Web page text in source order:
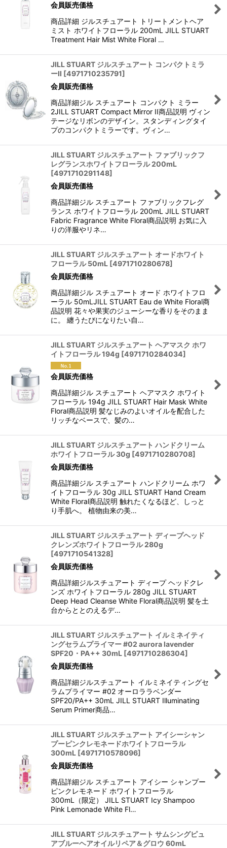
会員販売価格
商品詳細 ジルスチュアート トリートメントヘア
ミスト ホワイトフローラル 200mL JILL STUART
Treatment Hair Mist White Floral …
JILL STUART ジルスチュアート コンパクトミラ
ーII [4971710235791]
会員販売価格
商品詳細ジル スチュアート コンパクト ミラー
2JILL STUART Compact Mirror II商品説明 ヴィン
テージなリボンのデザイン。スタンディングタイ
プのコンパクトミラーです。ヴィン…
JILL STUART ジルスチュアート ファブリックフ
レグランスホワイトフローラル 200mL
[4971710291148]
会員販売価格
商品詳細ジル スチュアート ファブリックフレグ
ランス ホワイトフローラル 200mL JILL STUART
Fabric Fragrance White Floral商品説明 お気に入
りの洋服やリネ…
JILL STUART ジルスチュアート オードホワイト
フローラル 50mL [4971710280678]
会員販売価格
商品詳細ジル スチュアート オード ホワイトフロ
ーラル 50mLJILL STUART Eau de White Floral商
品説明 花々や果実のジューシーな香りをそのまま
に。 纏うたびになりたい自…
JILL STUART ジルスチュアート ヘアマスク ホワ
イトフローラル 194g [4971710284034]
会員販売価格
商品詳細ジル スチュアート ヘアマスク ホワイト
フローラル 194g JILL STUART Hair Mask White
Floral商品説明 髪なじみのよいオイルを配合した
リッチなベースで、髪の…
JILL STUART ジルスチュアート ハンドクリーム
ホワイトフローラル 30g [4971710280708]
会員販売価格
商品詳細ジル スチュアート ハンドクリーム ホワ
イトフローラル 30g JILL STUART Hand Cream
White Floral商品説明 触れたくなるほど、しっと
り手肌へ。 植物由来の美…
JILL STUART ジルスチュアート ディープヘッド
クレンズホワイトフローラル 280g
[4971710541328]
会員販売価格
商品詳細ジルスチュアート ディープ ヘッドクレ
ンズ ホワイトフローラル 280g JILL STUART
Deep Head Cleanse White Floral商品説明 髪を土
台からととのえるデ…
JILL STUART ジルスチュアート イルミネイティ
ングセラムプライマー #02 aurora lavender
SPF20・PA++ 30mL [4971710286304]
会員販売価格
商品詳細ジルスチュアート イルミネイティングセ
ラムプライマー #02 オーロララベンダー
SPF20/PA++ 30mL JILL STUART Illuminating
Serum Primer商品…
JILL STUART ジルスチュアート アイシーシャン
プーピンクレモネードホワイトフローラル
300mL [4971710578096]
会員販売価格
商品詳細ジル スチュアート アイシー シャンプー
ピンクレモネード ホワイトフローラル
300mL（限定） JILL STUART Icy Shampoo
Pink Lemonade White Fl…
JILL STUART ジルスチュアート サムシングピュ
アブルーヘアオイルリペア＆グロウ 60mL